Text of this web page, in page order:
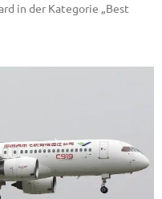
in der Kategorie „Best